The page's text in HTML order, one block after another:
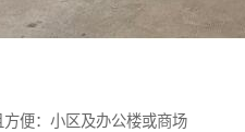
便：小区及办公楼或商场